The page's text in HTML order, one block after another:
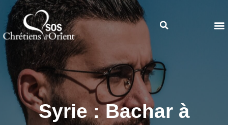
Syrie : Bachar à